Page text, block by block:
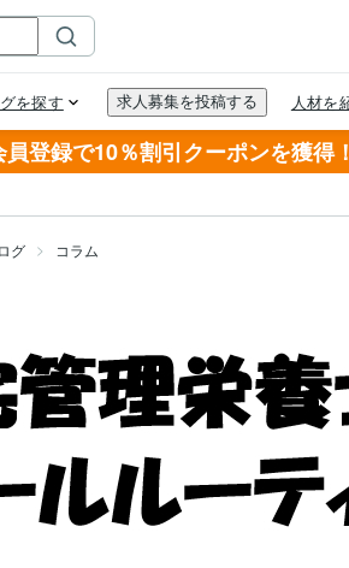
員登録で10％割引クーポンを獲得！
グ コラム